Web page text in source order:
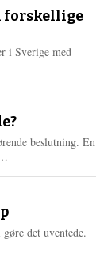
forskellige
i Sverige med
beslutning. En
e
e
det uventede.